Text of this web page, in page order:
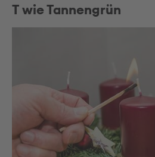
T wie Tannengrün